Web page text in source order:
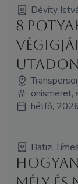
Dévity
8
utadon
önismeret,
hétfő,
Batizi